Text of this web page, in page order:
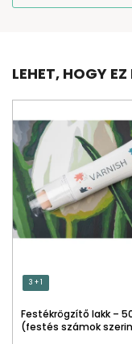
LEHET, HOGY
3 + 1
Festékrögzítő lakk –
(festés számok